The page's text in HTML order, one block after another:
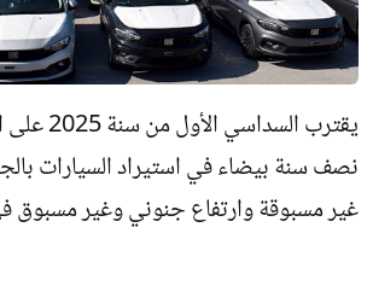
يقترب
نصف سنة بيضاء في استيراد السيارات
غير مسبوقة وارتفاع جنوني وغير مسبوق